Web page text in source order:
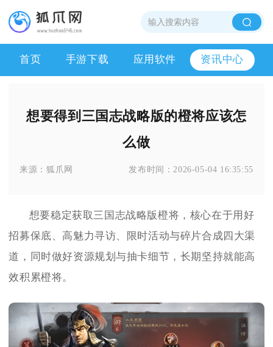
首页 手游下载 应用软件 资讯中心
想要得到三国志战略版的橙将应该怎
么做
来源：狐爪网 发布时间：2026-05-04 16:35:55
想要稳定获取三国志战略版橙将，核心在于用好
招募保底、高魅力寻访、限时活动与碎片合成四大渠
道，同时做好资源规划与抽卡细节，长期坚持就能高
效积累橙将。